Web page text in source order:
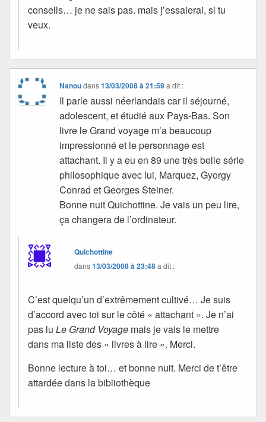
conseils… je ne sais pas. mais j’essaierai, si tu
veux.
Nanoudans13/03/2008 à 21:59 a dit :
Il parle aussi néerlandais car il séjourné,
adolescent, et étudié aux Pays-Bas. Son
livre le Grand voyage m’a beaucoup
impressionné et le personnage est
attachant. Il y a eu en 89 une très belle série
philosophique avec lui, Marquez, Gyorgy
Conrad et Georges Steiner.
Bonne nuit Quichottine. Je vais un peu lire,
ça changera de l’ordinateur.
Quichottine
dans13/03/2008 à 23:48a dit :
C’est quelqu’un d’extrêmement cultivé… Je suis
d’accord avec toi sur le côté « attachant ». Je n’ai
pas lu Le Grand Voyage mais je vais le mettre
dans ma liste des « livres à lire ». Merci.
Bonne lecture à toi… et bonne nuit. Merci de t’être
attardée dans la bibliothèque